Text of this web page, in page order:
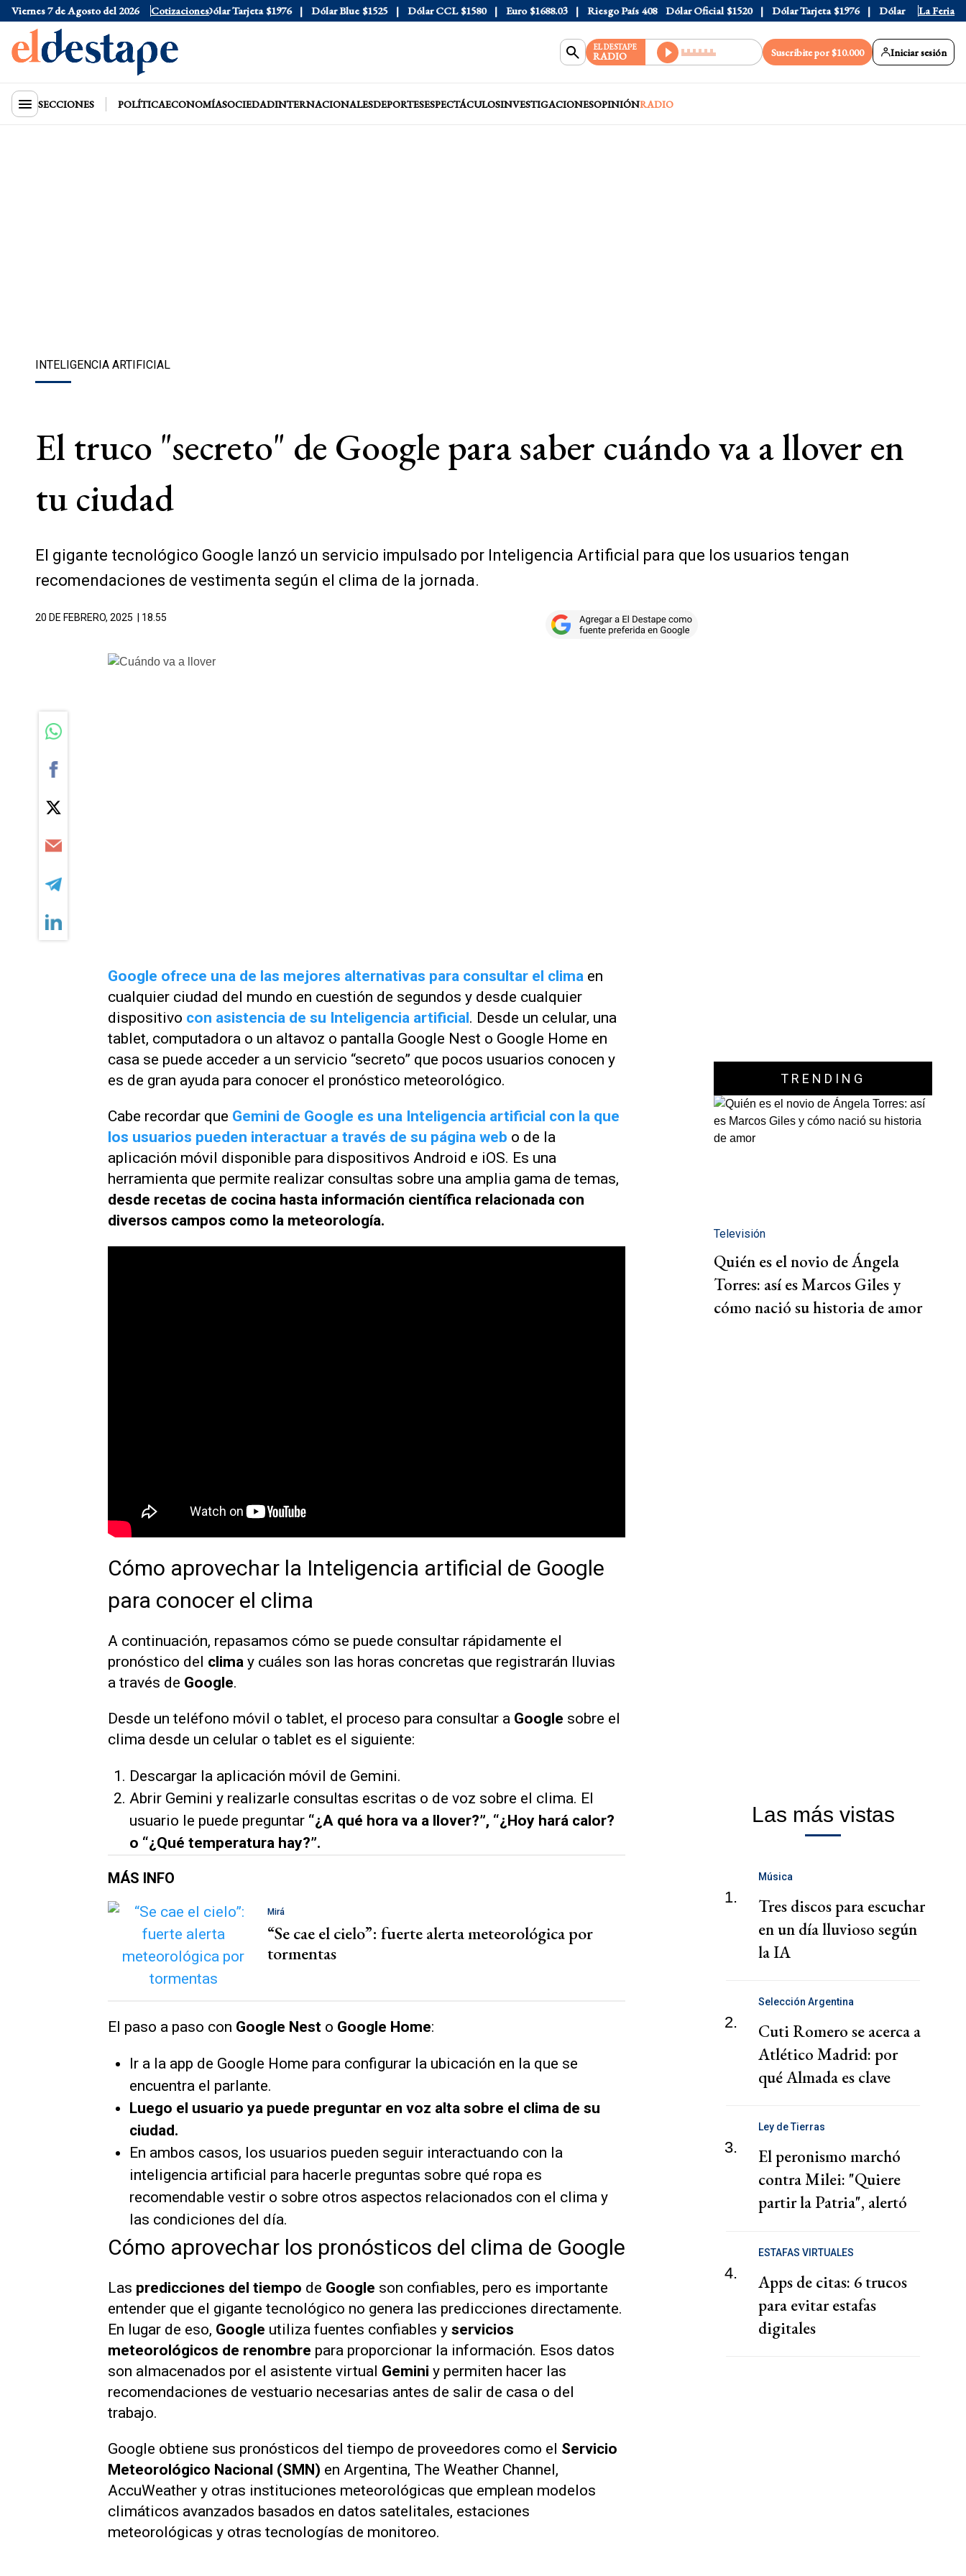
Viernes 7 de Agosto del 2026 Cotizaciones
Dólar Oficial $1520 Dólar Tarjeta $1976 Dólar Blue $1525 Dólar CCL $1580 Euro $1688.03 Riesgo País 408 Dólar Oficial $1520 Dólar Tarjeta $1976 Dólar Blue $1525
La Feria
EL DESTAPE
RADIO Suscribite por $10.000 Iniciar sesión
SECCIONES POLÍTICAECONOMÍASOCIEDADINTERNACIONALESDEPORTESESPECTÁCULOSINVESTIGACIONESOPINIÓNRADIO
INTELIGENCIA ARTIFICIAL
El truco "secreto" de Google para saber cuándo va a llover en
tu ciudad
El gigante tecnológico Google lanzó un servicio impulsado por Inteligencia Artificial para que los usuarios tengan
recomendaciones de vestimenta según el clima de la jornada.
20 DE FEBRERO, 2025 | 18.55
Google ofrece una de las mejores alternativas para consultar el clima en
cualquier ciudad del mundo en cuestión de segundos y desde cualquier
dispositivo con asistencia de su Inteligencia artificial. Desde un celular, una
tablet, computadora o un altavoz o pantalla Google Nest o Google Home en
casa se puede acceder a un servicio “secreto” que pocos usuarios conocen y
es de gran ayuda para conocer el pronóstico meteorológico.
Cabe recordar que Gemini de Google es una Inteligencia artificial con la que
los usuarios pueden interactuar a través de su página web o de la
aplicación móvil disponible para dispositivos Android e iOS. Es una
herramienta que permite realizar consultas sobre una amplia gama de temas,
desde recetas de cocina hasta información científica relacionada con
diversos campos como la meteorología.
Cómo aprovechar la Inteligencia artificial de Google
para conocer el clima
A continuación, repasamos cómo se puede consultar rápidamente el
pronóstico del clima y cuáles son las horas concretas que registrarán lluvias
a través de Google.
Desde un teléfono móvil o tablet, el proceso para consultar a Google sobre el
clima desde un celular o tablet es el siguiente:
Descargar la aplicación móvil de Gemini.
Abrir Gemini y realizarle consultas escritas o de voz sobre el clima. El
usuario le puede preguntar “¿A qué hora va a llover?”, “¿Hoy hará calor?
o “¿Qué temperatura hay?”.
MÁS INFO
Mirá
“Se cae el cielo”: fuerte alerta meteorológica por
tormentas
El paso a paso con Google Nest o Google Home:
Ir a la app de Google Home para configurar la ubicación en la que se
encuentra el parlante.
Luego el usuario ya puede preguntar en voz alta sobre el clima de su
ciudad.
En ambos casos, los usuarios pueden seguir interactuando con la
inteligencia artificial para hacerle preguntas sobre qué ropa es
recomendable vestir o sobre otros aspectos relacionados con el clima y
las condiciones del día.
Cómo aprovechar los pronósticos del clima de Google
Las predicciones del tiempo de Google son confiables, pero es importante
entender que el gigante tecnológico no genera las predicciones directamente.
En lugar de eso, Google utiliza fuentes confiables y servicios
meteorológicos de renombre para proporcionar la información. Esos datos
son almacenados por el asistente virtual Gemini y permiten hacer las
recomendaciones de vestuario necesarias antes de salir de casa o del
trabajo.
Google obtiene sus pronósticos del tiempo de proveedores como el Servicio
Meteorológico Nacional (SMN) en Argentina, The Weather Channel,
AccuWeather y otras instituciones meteorológicas que emplean modelos
climáticos avanzados basados en datos satelitales, estaciones
meteorológicas y otras tecnologías de monitoreo.
TRENDING
Televisión
Quién es el novio de Ángela
Torres: así es Marcos Giles y
cómo nació su historia de amor
Las más vistas
1.
Música
Tres discos para escuchar
en un día lluvioso según
la IA
2.
Selección Argentina
Cuti Romero se acerca a
Atlético Madrid: por
qué Almada es clave
3.
Ley de Tierras
El peronismo marchó
contra Milei: "Quiere
partir la Patria", alertó
4.
ESTAFAS VIRTUALES
Apps de citas: 6 trucos
para evitar estafas
digitales